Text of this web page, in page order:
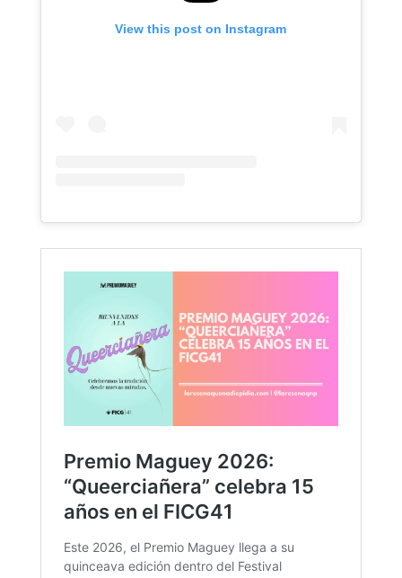
View this post on Instagram